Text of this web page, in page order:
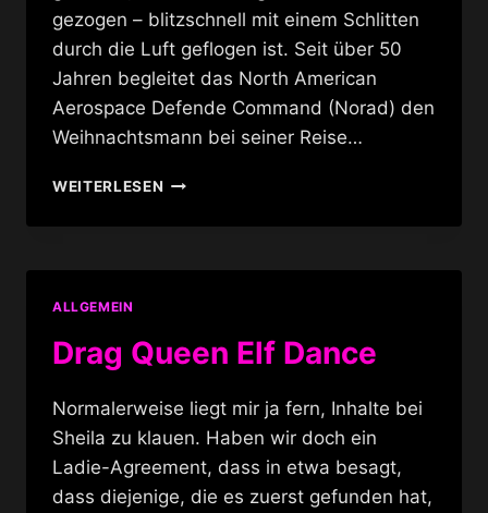
gezogen – blitzschnell mit einem Schlitten
durch die Luft geflogen ist. Seit über 50
Jahren begleitet das North American
Aerospace Defende Command (Norad) den
Weihnachtsmann bei seiner Reise…
WEITERLESENNORAD
TRACKER
ALLGEMEIN
Drag Queen Elf Dance
Normalerweise liegt mir ja fern, Inhalte bei
Sheila zu klauen. Haben wir doch ein
Ladie-Agreement, dass in etwa besagt,
dass diejenige, die es zuerst gefunden hat,